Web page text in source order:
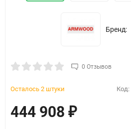
Бренд:
0 Отзывов
Осталось 2 штуки Код:
444 908 ₽